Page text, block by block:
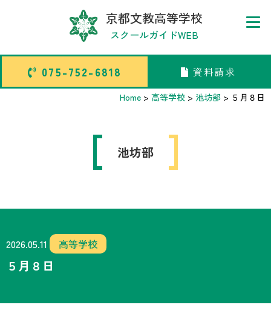
075-752-6818 資料請求
中学校部活TOP
卒業生メッセージ
京都文教高等学校
スクールガイドWEB
075-752-6818 資料請求
Home > 高等学校 > 池坊部 > ５月８日
池坊部
2026.05.11 高等学校
５月８日